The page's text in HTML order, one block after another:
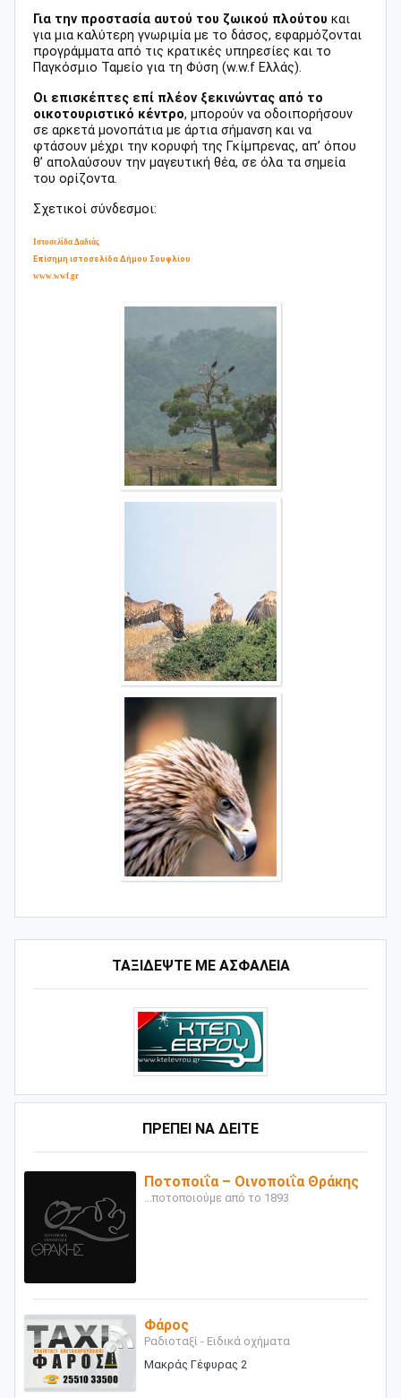
ΤΑΞΙΔΕΨΤΕ ΜΕ ΑΣΦΑΛΕΙΑ
ΠΡΕΠΕΙ ΝΑ ΔΕΙΤΕ
Ποτοποιΐα – Οινοποιΐα Θράκης
...ποτοποιούμε από το 1893
Φάρος
Ραδιοταξί - Ειδικά οχήματα
Μακράς Γέφυρας 2
Για την προστασία αυτού του ζωικού πλούτου και
για μια καλύτερη γνωριμία με το δάσος, εφαρμόζονται
προγράμματα από τις κρατικές υπηρεσίες και το
Παγκόσμιο Ταμείο για τη Φύση (w.w.f Ελλάς).
Οι επισκέπτες επί πλέον ξεκινώντας από το
οικοτουριστικό κέντρο, μπορούν να οδοιπορήσουν
σε αρκετά μονοπάτια με άρτια σήμανση και να
φτάσουν μέχρι την κορυφή της Γκίμπρενας, απ’ όπου
θ’ απολαύσουν την μαγευτική θέα, σε όλα τα σημεία
του ορίζοντα.
Σχετικοί σύνδεσμοι:
Ιστοσελίδα Δαδιάς
Επίσημη ιστοσελίδα Δήμου Σουφλίου
www.wwf.gr